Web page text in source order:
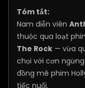
Tóm tắt:
Nam diễn viên
thuộc qua loạt
The Rock — vừa
chọi với cơn
đồng mê phim
tiếc nuối.